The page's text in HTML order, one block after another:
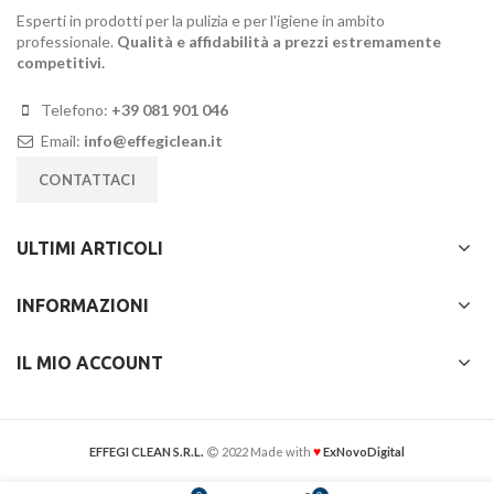
Esperti in prodotti per la pulizia e per l'igiene in ambito
professionale. Qualità e affidabilità a prezzi estremamente
competitivi.
Telefono: +39 081 901 046
Email: info@effegiclean.it
CONTATTACI
ULTIMI ARTICOLI
INFORMAZIONI
IL MIO ACCOUNT
EFFEGI CLEAN S.R.L. 2022 Made with ♥ExNovoDigital